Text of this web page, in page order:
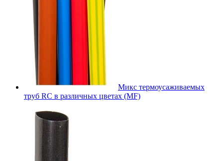
Микс термоусаживаемых
труб RC в различных цветах (MF)